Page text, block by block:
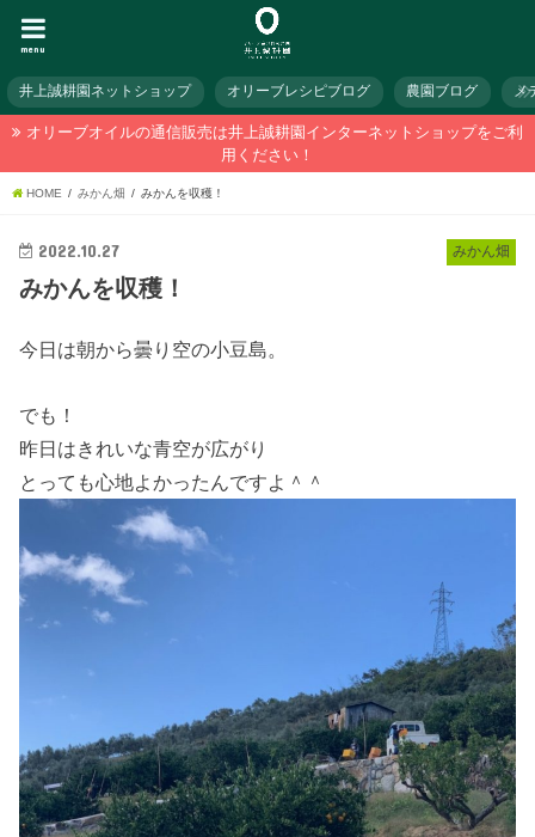
menu
井上誠耕園ネットショップ オリーブレシピブログ 農園ブログ メ
オリーブオイルの通信販売は井上誠耕園インターネットショップをご利
用ください！
HOME みかん畑 みかんを収穫！
みかん畑
2022.10.27
みかんを収穫！
今日は朝から曇り空の小豆島。
でも！
昨日はきれいな青空が広がり
とっても心地よかったんですよ＾＾